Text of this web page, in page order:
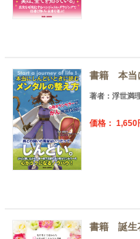
書籍 本当
著者：浮世満
価格： 1,650
書籍 誕生